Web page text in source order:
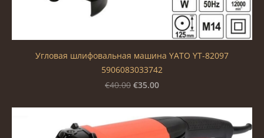
Угловая шлифовальная машина YATO YT-82097
5906083033742
€40.00 €35.00